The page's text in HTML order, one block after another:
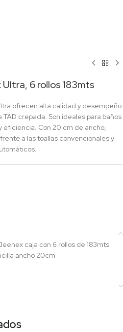
6 rollos 183mts
ofrecen alta calidad y desempeño
crepada. Son ideales para baños
eficiencia. Con 20 cm de ancho,
a las toallas convencionales y
caja con 6 rollos de 183mts
ancho 20cm